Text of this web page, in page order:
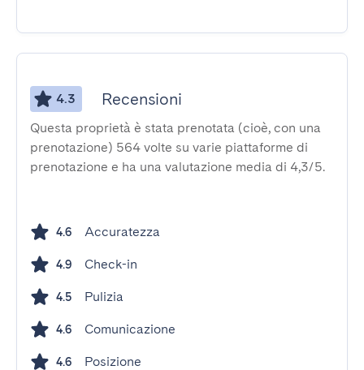
4.3 Recensioni
Questa proprietà è stata prenotata (cioè, con una
prenotazione) 564 volte su varie piattaforme di
prenotazione e ha una valutazione media di 4,3/5.
4.6 Accuratezza
4.9 Check-in
4.5 Pulizia
4.6 Comunicazione
4.6 Posizione